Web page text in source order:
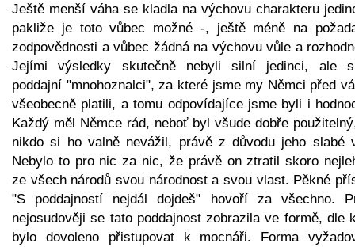
Ještě menší váha se kladla na výchovu charakteru
pakliže je toto vůbec možné -, ještě méně na
zodpovědnosti a vůbec žádná na výchovu vůle a
Jejími výsledky skutečně nebyli silní jedinci, ale
poddajní "mnohoznalci", za které jsme my Němci před
všeobecně platili, a tomu odpovídajíce jsme byli i
Každý měl Němce rád, neboť byl všude dobře
nikdo si ho valně nevážil, právě z důvodu jeho slabé
Nebylo to pro nic za nic, že právě on ztratil skoro
ze všech národů svou národnost a svou vlast. Pěkné
"S poddajností nejdál dojdeš" hovoří za všechno.
nejosudověji se tato poddajnost zobrazila ve formě, dle
bylo dovoleno přistupovat k mocnáři. Forma